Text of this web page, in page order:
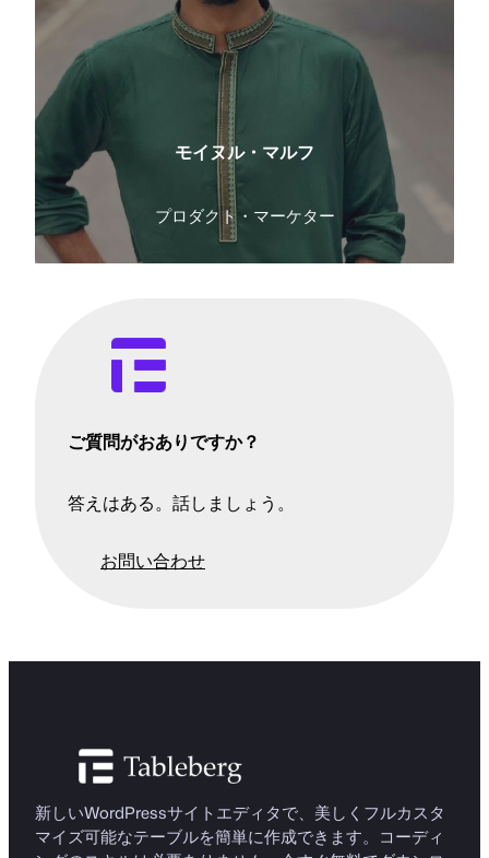
モイヌル・マルフ
プロダクト・マーケター
ご質問がおありですか？
答えはある。話しましょう。
お問い合わせ
新しいWordPressサイトエディタで、美しくフルカスタ
マイズ可能なテーブルを簡単に作成できます。コーディ